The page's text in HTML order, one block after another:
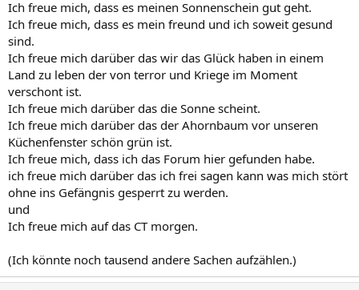
Ich freue mich, dass es meinen Sonnenschein gut geht.
Ich freue mich, dass es mein freund und ich soweit gesund
sind.
Ich freue mich darüber das wir das Glück haben in einem
Land zu leben der von terror und Kriege im Moment
verschont ist.
Ich freue mich darüber das die Sonne scheint.
Ich freue mich darüber das der Ahornbaum vor unseren
Küchenfenster schön grün ist.
Ich freue mich, dass ich das Forum hier gefunden habe.
ich freue mich darüber das ich frei sagen kann was mich stört
ohne ins Gefängnis gesperrt zu werden.
und
Ich freue mich auf das CT morgen.
(Ich könnte noch tausend andere Sachen aufzählen.)